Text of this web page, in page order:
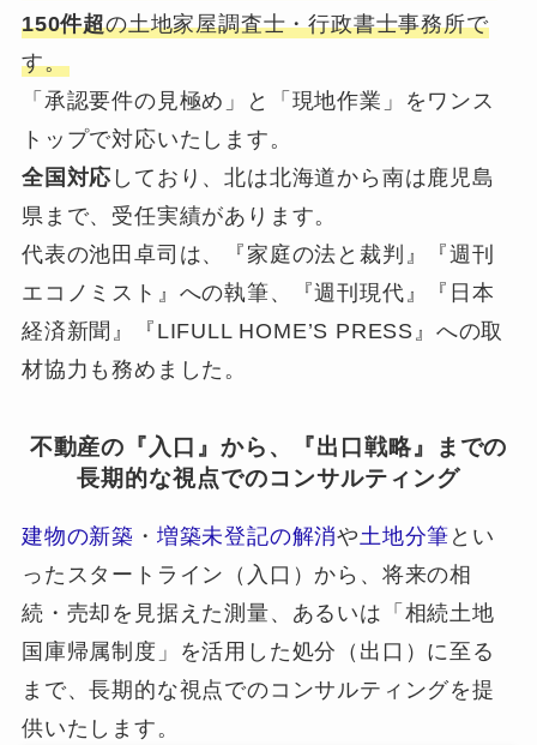
150件超の土地家屋調査士・行政書士事務所で
す。
「承認要件の見極め」と「現地作業」をワンス
トップで対応いたします。
全国対応 しており、北は北海道から南は鹿児島
県まで、受任実績があります。
代表の池田卓司は、『家庭の法と裁判』『週刊
エコノミスト』への執筆、『週刊現代』『日本
経済新聞』『LIFULL HOME’S PRESS』への取
材協力も務めました。
不動産の『入口』から、『出口戦略』までの
長期的な視点でのコンサルティング
建物の新築 ・ 増築未登記の解消や 土地分筆 とい
ったスタートライン（入口）から、将来の相
続・売却を見据えた測量、あるいは「相続土地
国庫帰属制度」を活用した処分（出口）に至る
まで、長期的な視点でのコンサルティングを提
供いたします。